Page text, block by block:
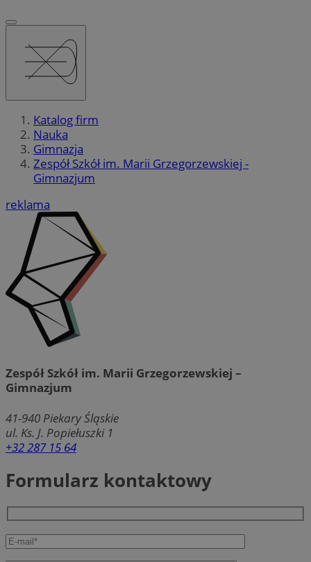
Katalog firm
Nauka
Gimnazja
Zespół Szkół im. Marii Grzegorzewskiej -
Gimnazjum
reklama
Zespół Szkół im. Marii Grzegorzewskiej –
Gimnazjum
41-940 Piekary Śląskie
ul. Ks. J. Popiełuszki 1
+32 287 15 64
Formularz kontaktowy